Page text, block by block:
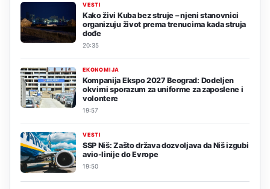
VESTI
Kako živi Kuba bez struje – njeni stanovnici
organizuju život prema trenucima kada struja
dođe
20:35
EKONOMIJA
Kompanija Ekspo 2027 Beograd: Dodeljen
okvirni sporazum za uniforme za zaposlene i
volontere
19:57
VESTI
SSP Niš: Zašto država dozvoljava da Niš izgubi
avio-linije do Evrope
19:50